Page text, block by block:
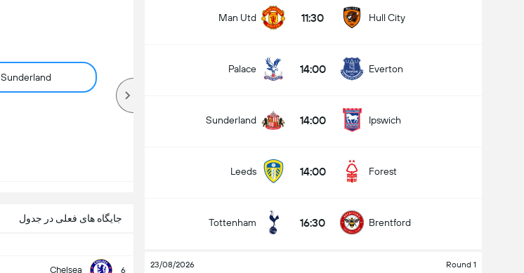
Hull City
11:30
Man Utd
Everton
14:00
Palace
Ipswich
14:00
Sunderland
Forest
14:00
Leeds
Brentford
16:30
Tottenham
Round 1
23/08/2026
Sunderland
کل گل های بازی (2.5)
جایگاه های فعلی در جدول
6
Chelsea